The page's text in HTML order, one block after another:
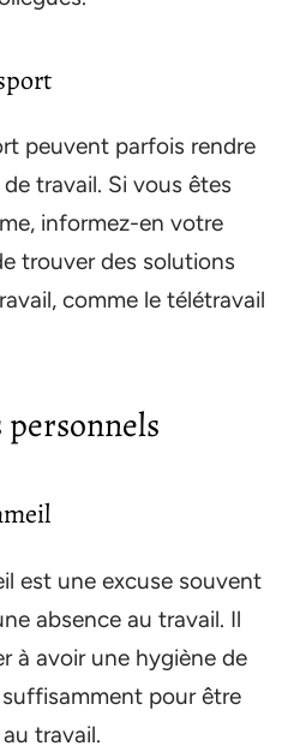
peuvent parfois rendre
travail. Si vous êtes
informez-en votre
trouver des solutions
comme le télétravail
personnels
est une excuse souvent
absence au travail. Il
à avoir une hygiène de
pour être
travail.